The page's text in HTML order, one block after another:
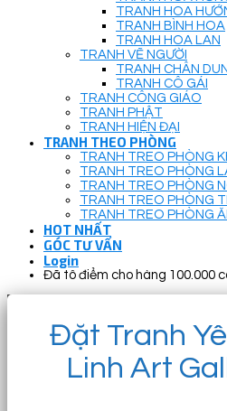
TRANH HOA
TRANH BÌNH HOA
TRANH HOA LAN
TRANH VẼ NGƯỜI
TRANH CHÂN
TRANH CÔ GÁI
TRANH CÔNG GIÁO
TRANH PHẬT
TRANH HIỆN ĐẠI
TRANH THEO PHÒNG
TRANH TREO PHÒNG
TRANH TREO PHÒNG
TRANH TREO PHÒNG
TRANH TREO PHÒNG
TRANH TREO PHÒNG
HOT NHẤT
GÓC TƯ VẤN
Login
Đã tô điểm cho hàng 100.000
Đặt Tranh
Linh Art